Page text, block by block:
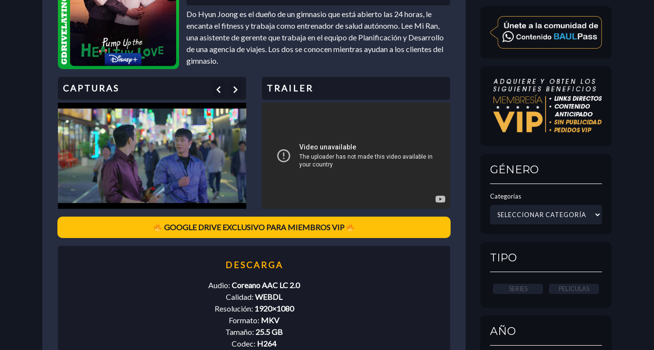
Do Hyun Joong es el dueño de un gimnasio que está abierto las 24 horas, le
encanta el fitness y trabaja como entrenador de salud autónomo. Lee Mi Ran,
una asistente de gerente que trabaja en el equipo de Planificación y Desarrollo
de una agencia de viajes. Los dos se conocen mientras ayudan a los clientes del
gimnasio.
Previous
GOOGLE DRIVE EXCLUSIVO PARA MIEMBROS VIP
Audio: Coreano AAC LC 2.0
Calidad: WEBDL
Resolución: 1920×1080
Formato: MKV
Tamaño: 25.5 GB
Codec: H264
GÉNERO
Categorías
TIPO
SERIES PELICULAS
AÑO